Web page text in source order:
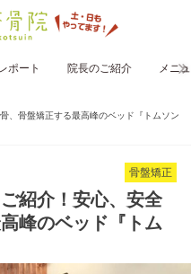
ポート 院長のご紹介 メニ
、骨盤矯正する最高峰のベッド『トムソン
骨盤矯正
紹介！安心、安全
峰のベッド『トム